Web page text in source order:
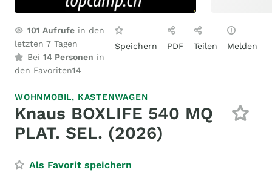
101 Aufrufe in den
letzten 7 Tagen
Bei 14 Personen in
den Favoriten14
Speichern PDF Teilen Melden
WOHNMOBIL, KASTENWAGEN
Knaus BOXLIFE 540 MQ
PLAT. SEL. (2026)
Als Favorit speichern